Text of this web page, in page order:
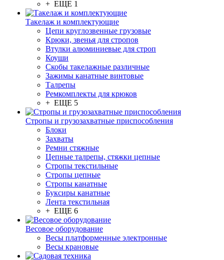
+ ЕЩЕ 1
Такелаж и комплектующие
Цепи круглозвенные грузовые
Крюки, звенья для стропов
Втулки алюминиевые для строп
Коуши
Скобы такелажные различные
Зажимы канатные винтовые
Талрепы
Ремкомплекты для крюков
+ ЕЩЕ 5
Стропы и грузозахватные приспособления
Блоки
Захваты
Ремни стяжные
Цепные талрепы, стяжки цепные
Стропы текстильные
Стропы цепные
Стропы канатные
Буксиры канатные
Лента текстильная
+ ЕЩЕ 6
Весовое оборудование
Весы платформенные электронные
Весы крановые